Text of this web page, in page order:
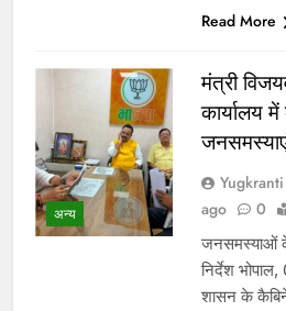
Read More
अन्य
मंत्री
कार्यालय
Yugkranti
ago
0
जनसमस्याओं के
निर्देश
शासन के